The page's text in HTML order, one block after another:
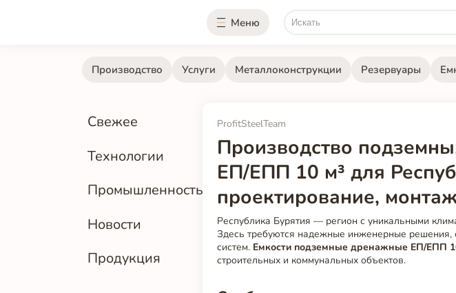
Меню
Производство Услуги Металлоконструкции Резервуары
Свежее
Технологии
Промышленность
Новости
Продукция
ProfitSteelTeam
Производство
ЕП/ЕПП 10 м³ для
проектирование,
Республика Бурятия — регион с уникальными
Здесь требуются надежные инженерные
систем. Емкости подземные дренажные ЕП/ЕПП
строительных и коммунальных объектов.